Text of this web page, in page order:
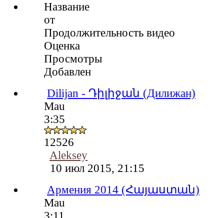
Название
от
Продолжительность видео
Оценка
Просмотры
Добавлен
Dilijan - Դիլիջան (Дилижан)
Mau
3:35
12526
Aleksey
10 июл 2015, 21:15
Армения 2014 (Հայաստան)
Mau